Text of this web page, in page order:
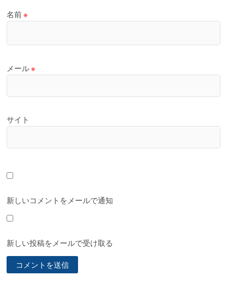
名前※
メール※
サイト
新しいコメントをメールで通知
新しい投稿をメールで受け取る